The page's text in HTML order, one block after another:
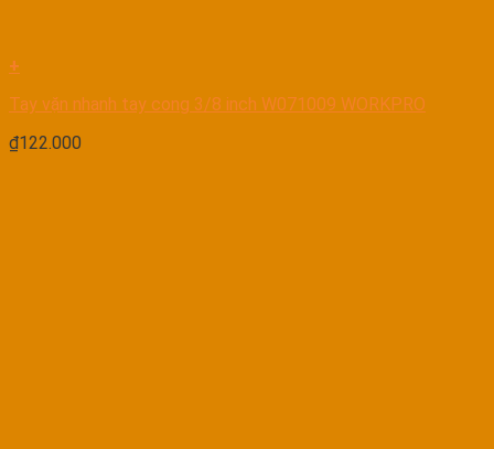
+
Tay vặn nhanh tay cong 3/8 inch W071009 WORKPRO
₫122.000